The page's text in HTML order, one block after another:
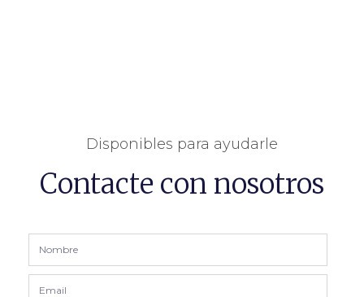
Disponibles para ayudarle
Contacte con nosotros